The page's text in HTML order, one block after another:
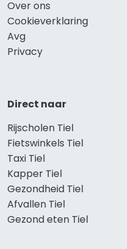
Over ons
Cookieverklaring
Avg
Privacy
Direct naar
Rijscholen Tiel
Fietswinkels Tiel
Taxi Tiel
Kapper Tiel
Gezondheid Tiel
Afvallen Tiel
Gezond eten Tiel